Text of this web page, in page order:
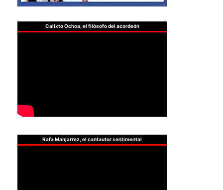
Calixto Ochoa, el filósofo del acordeón
Rafa Manjarrez, el cantautor sentimental